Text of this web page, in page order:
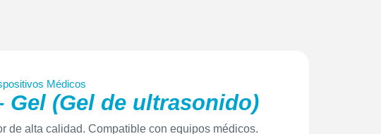
Médicos
Gel (Gel de ultrasonido)
de alta calidad. Compatible con equipos médicos.